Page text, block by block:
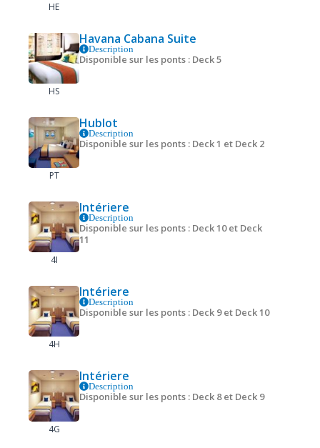
HE
HS
Havana Cabana Suite
Description
Disponible sur les ponts : Deck 5
PT
Hublot
Description
Disponible sur les ponts : Deck 1 et Deck 2
4I
Intériere
Description
Disponible sur les ponts : Deck 10 et Deck
11
4H
Intériere
Description
Disponible sur les ponts : Deck 9 et Deck 10
4G
Intériere
Description
Disponible sur les ponts : Deck 8 et Deck 9